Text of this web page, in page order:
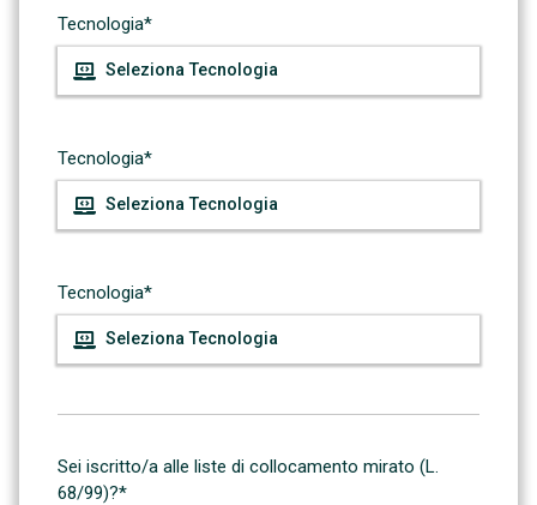
Tecnologia*
Tecnologia*
Tecnologia*
Sei iscritto/a alle liste di collocamento mirato (L.
68/99)?*